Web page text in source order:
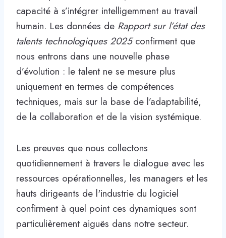
capacité à s’intégrer intelligemment au travail
humain. Les données de Rapport sur l’état des
talents technologiques 2025confirment que
nous entrons dans une nouvelle phase
d’évolution : le talent ne se mesure plus
uniquement en termes de compétences
techniques, mais sur la base de l’adaptabilité,
de la collaboration et de la vision systémique.
Les preuves que nous collectons
quotidiennement à travers le dialogue avec les
ressources opérationnelles, les managers et les
hauts dirigeants de l'industrie du logiciel
confirment à quel point ces dynamiques sont
particulièrement aiguës dans notre secteur.